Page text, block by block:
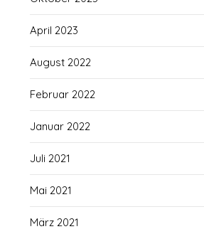
April 2023
August 2022
Februar 2022
Januar 2022
Juli 2021
Mai 2021
März 2021